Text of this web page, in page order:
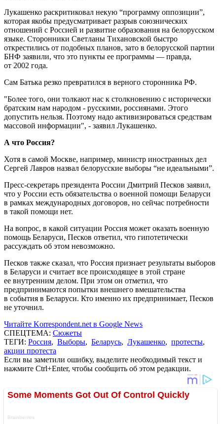
Лукашенко раскритиковал некую “программу оппозиции”,
которая якобы предусматривает разрыв союзнических
отношений с Россией и развитие образования на белорусском
языке. Сторонники Светланы Тихановской быстро
открестились от подобных планов, зато в белорусской партии
БНФ заявили, что это пункты ее программы — правда,
от 2002 года.
Сам Батька резко превратился в верного сторонника РФ.
"Более того, они толкают нас к столкновению с исторически
братским нам народом - русскими, россиянами. Этого
допустить нельзя. Поэтому надо активизироваться средствам
массовой информации", - заявил Лукашенко.
А что Россия?
Хотя в самой Москве, например, министр иностранных дел
Сергей Лавров назвал белорусские выборы “не идеальными”.
Пресс-секретарь президента России Дмитрий Песков заявил,
что у России есть обязательства о военной помощи Беларуси
в рамках международных договоров, но сейчас потребности
в такой помощи нет.
На вопрос, в какой ситуации Россия может оказать военную
помощь Беларуси, Песков ответил, что гипотетически
рассуждать об этом невозможно.
Песков также сказал, что Россия признает результаты выборов
в Беларуси и считает все происходящее в этой стране
ее внутренним делом. При этом он отметил, что
предпринимаются попытки внешнего вмешательства
в события в Беларуси. Кто именно их предпринимает, Песков
не уточнил.
Читайте Korrespondent.net в Google News
СПЕЦТЕМА: Сюжеты
ТЕГИ: Россия, Выборы, Беларусь, Лукашенко, протесты,
акции протеста
Если вы заметили ошибку, выделите необходимый текст и
нажмите Ctrl+Enter, чтобы сообщить об этом редакции.